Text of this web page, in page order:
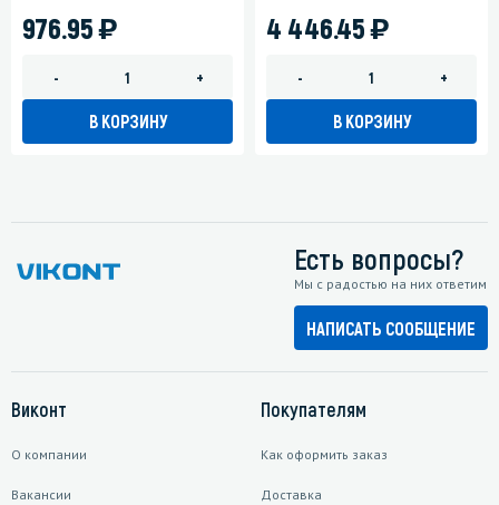
976.95)
- +
В КОРЗИНУ
4 446.45)
- +
В КОРЗИНУ
Есть вопросы?
Мы с радостью на них ответим
НАПИСАТЬ СООБЩЕНИЕ
Виконт
О компании
Вакансии
Покупателям
Как оформить заказ
Доставка